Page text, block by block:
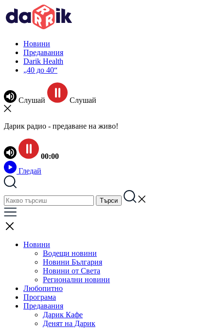
Новини
Предавания
Darik Health
„40 до 40“
Слушай Слушай
Дарик радио - предаване на живо!
00:00
Гледай
Новини
Водещи новини
Новини България
Новини от Света
Регионални новини
Любопитно
Програма
Предавания
Дарик Кафе
Денят на Дарик